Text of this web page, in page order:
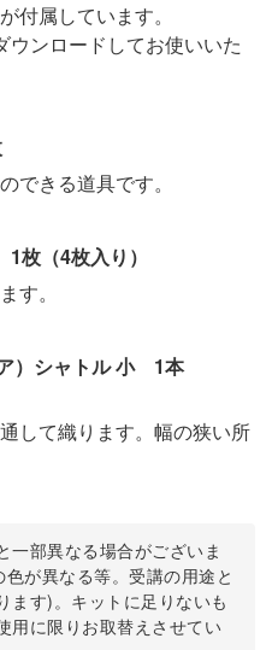
付属しています。
ンロードしてお使いいた
できる道具です。
（4枚入り）
す。
）シャトル 小 1本
して織ります。幅の狭い所
一部異なる場合がございま
が異なる等。受講の用途と
ます)。キットに足りないも
用に限りお取替えさせてい